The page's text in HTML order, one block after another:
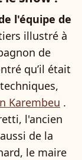
l'équipe de
illustré à
de
qu’il était
Karembeu .
l'ancien
de la
le maire